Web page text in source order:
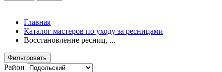
Главная
Каталог мастеров по уходу за ресницами
Восстановление ресниц, ...
Фильтровать
Район